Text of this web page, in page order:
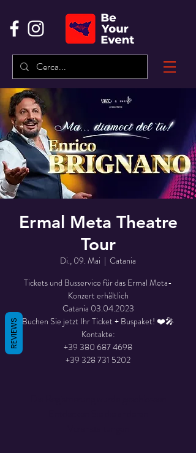
Ermal Meta Theatre
Tour
Di., 09. Mai
  |
Catania
Tickets und Busservice für das Ermal Meta-
Konzert erhältlich
Catania 03.04.2023
Buchen Sie jetzt Ihr Ticket + Buspaket! ❤️🎤
Kontakte:
+39 380 687 4698
+39 328 731 5202
REVIEWS